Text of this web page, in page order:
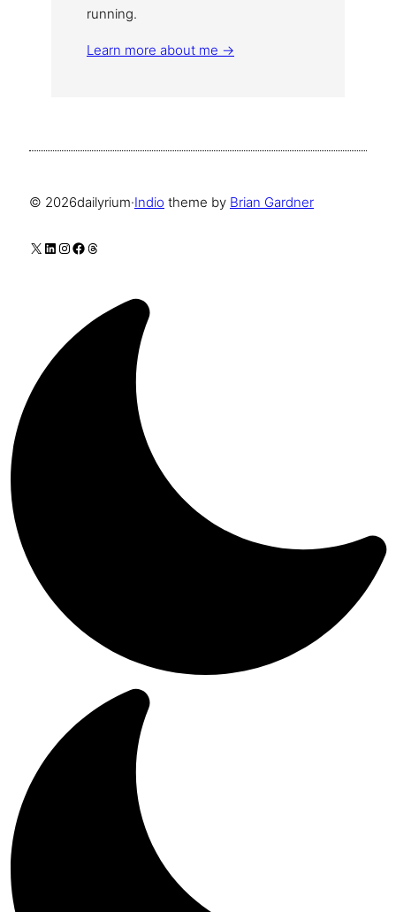
running.
Learn more about me →
© 2026dailyrium·Indio theme by Brian Gardner
X LinkedIn
Instagram
Facebook
Threads